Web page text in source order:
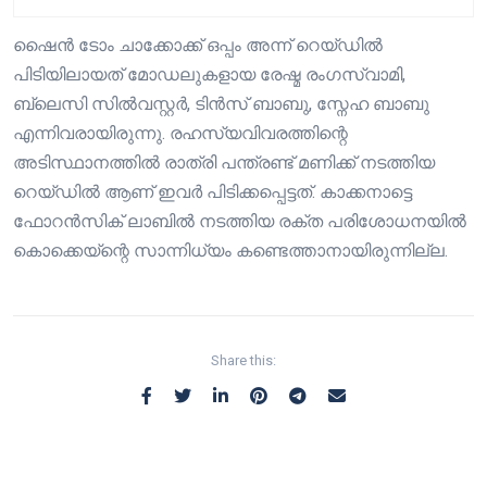
ഷൈന്‍ ടോം ചാക്കോക്ക് ഒപ്പം അന്ന് റെയ്‌ഡിൽ
പിടിയിലായത് മോഡലുകളായ രേഷ്മ രംഗസ്വാമി,
ബ്ലെസി സില്‍വസ്റ്റര്‍, ടിന്‍സ് ബാബു, സ്നേഹ ബാബു
എന്നിവരായിരുന്നു. രഹസ്യവിവരത്തിന്റെ
അടിസ്ഥാനത്തില്‍ രാത്രി പന്ത്രണ്ട് മണിക്ക് നടത്തിയ
റെയ്ഡില്‍ ആണ് ഇവർ പിടിക്കപ്പെട്ടത്. കാക്കനാട്ടെ
ഫോറന്‍സിക് ലാബില്‍ നടത്തിയ രക്ത പരിശോധനയിൽ
കൊക്കെയ്‌ന്റെ സാന്നിധ്യം കണ്ടെത്താനായിരുന്നില്ല.
Share this: